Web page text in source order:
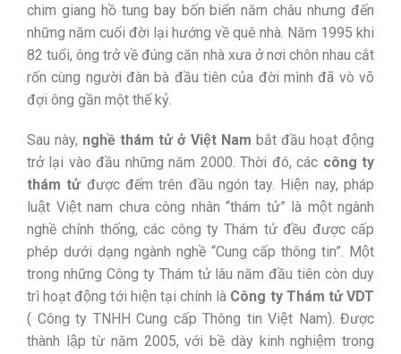
chim giang hồ tung bay bốn biển năm châu nhưng đến
những năm cuối đời lại hướng về quê nhà. Năm 1995 khi
82 tuổi, ông trở về đúng căn nhà xưa ở nơi chôn nhau cắt
rốn cùng người đàn bà đầu tiên của đời mình đã vò võ
đợi ông gần một thế kỷ.
Sau này, nghề thám tử ở Việt Nam bắt đầu hoạt động
trở lại vào đầu những năm 2000. Thời đó, các công ty
thám tửđược đếm trên đầu ngón tay. Hiện nay, pháp
luật Việt nam chưa công nhân “thám tử” là một ngành
nghề chính thống, các công ty Thám tử đều được cấp
phép dưới dạng ngành nghề “Cung cấp thông tin”. Một
trong những Công ty Thám tử lâu năm đầu tiên còn duy
trì hoạt động tới hiện tại chính là Công ty Thám tử VDT
( Công ty TNHH Cung cấp Thông tin Việt Nam). Được
thành lập từ năm 2005, với bề dày kinh nghiệm trong